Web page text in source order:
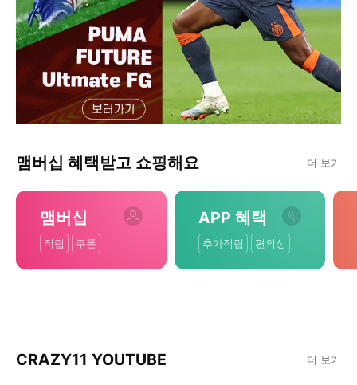
맴버십 혜택받고 쇼핑해요 더 보기
맴버십
적립 쿠폰
APP 혜택
추가적립 편의성
CRAZY11 YOUTUBE 더 보기